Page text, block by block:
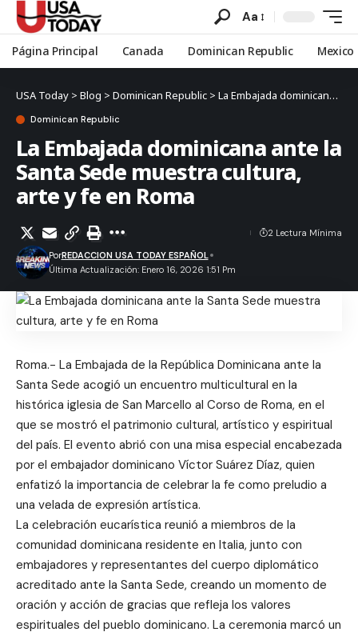
Aa
Página Principal Canada Dominican Republic Mexico
USA Today > Blog > Dominican Republic > La Embajada dominicana ante la Santa Sede muestra cultura, arte y fe en Roma
Dominican Republic
La Embajada dominicana ante la
Santa Sede muestra cultura,
arte y fe en Roma
Última Actualización: Enero 16, 2026 1:51 Pm
PorREDACCION USA TODAY ESPAÑOL
2 Lectura Mínima
Roma.- La Embajada de la República Dominicana ante la
Santa Sede acogió un encuentro multicultural en la
histórica iglesia de San Marcello al Corso de Roma, en el
que se mostró el patrimonio cultural, artístico y espiritual
del país. El evento abrió con una misa especial encabezada
por el embajador dominicano Víctor Suárez Díaz, quien
enfatizó la importancia de celebrar la fe como preludio a
una velada de expresión artística.
La celebración eucarística reunió a miembros de la
comunidad dominicana residente en Italia, junto con
embajadores y representantes del cuerpo diplomático
acreditado ante la Santa Sede, creando un momento de
oración y acción de gracias que refleja los valores
espirituales del pueblo dominicano. La ceremonia marcó un